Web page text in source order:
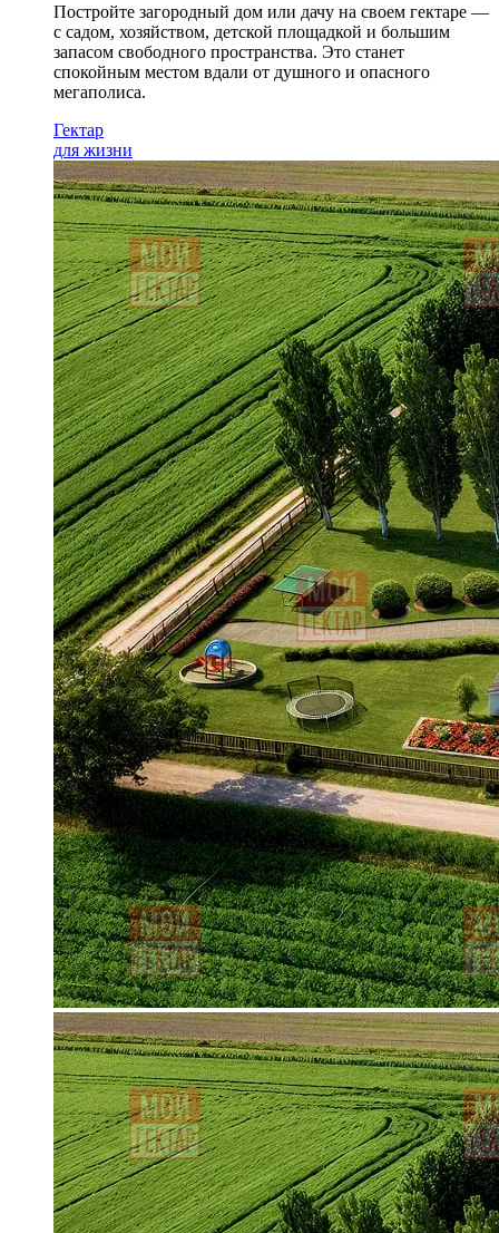
Постройте загородный дом или дачу на своем гектаре —
с садом, хозяйством, детской площадкой и большим
запасом свободного пространства. Это станет
спокойным местом вдали от душного и опасного
мегаполиса.
Гектар
для жизни